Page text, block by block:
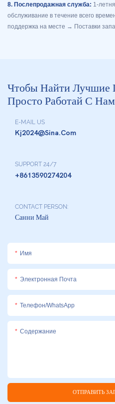
8. Послепродажная служба: 1-
обслуживание в течение всего
поддержка на месте → Поставки
Чтобы Найти Лучшие
Просто Работай С
E-MAIL US
Kj2024@sina.com
SUPPORT 24/7
+8613590274204
CONTACT PERSON:
Санни Май
Имя
Электронная Почта
Телефон/WhatsApp
Содержание
ОТПРАВИТЬ